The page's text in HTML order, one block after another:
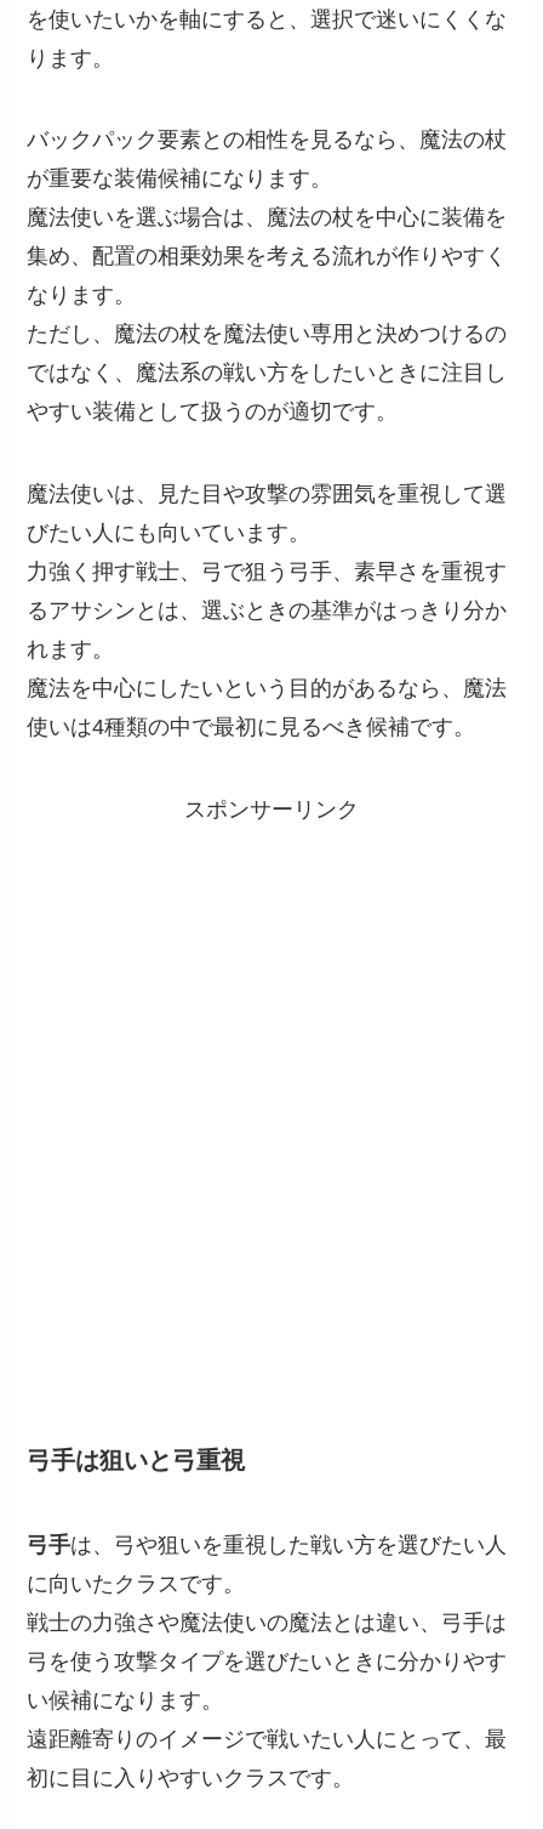
を使いたいかを軸にすると、選択で迷いにくくな
ります。
バックパック要素との相性を見るなら、魔法の杖
が重要な装備候補になります。
魔法使いを選ぶ場合は、魔法の杖を中心に装備を
集め、配置の相乗効果を考える流れが作りやすく
なります。
ただし、魔法の杖を魔法使い専用と決めつけるの
ではなく、魔法系の戦い方をしたいときに注目し
やすい装備として扱うのが適切です。
魔法使いは、見た目や攻撃の雰囲気を重視して選
びたい人にも向いています。
力強く押す戦士、弓で狙う弓手、素早さを重視す
るアサシンとは、選ぶときの基準がはっきり分か
れます。
魔法を中心にしたいという目的があるなら、魔法
使いは4種類の中で最初に見るべき候補です。
スポンサーリンク
弓手は狙いと弓重視
弓手は、弓や狙いを重視した戦い方を選びたい人
に向いたクラスです。
戦士の力強さや魔法使いの魔法とは違い、弓手は
弓を使う攻撃タイプを選びたいときに分かりやす
い候補になります。
遠距離寄りのイメージで戦いたい人にとって、最
初に目に入りやすいクラスです。